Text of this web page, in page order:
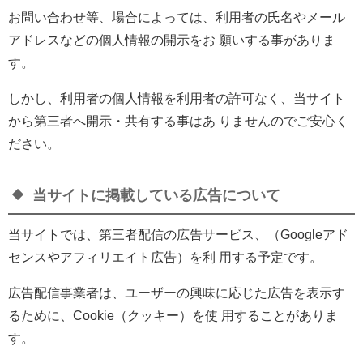
お問い合わせ等、場合によっては、利用者の氏名やメール
アドレスなどの個人情報の開示をお 願いする事がありま
す。
しかし、利用者の個人情報を利用者の許可なく、当サイト
から第三者へ開示・共有する事はあ りませんのでご安心く
ださい。
当サイトに掲載している広告について
当サイトでは、第三者配信の広告サービス、（Googleアド
センスやアフィリエイト広告）を利 用する予定です。
広告配信事業者は、ユーザーの興味に応じた広告を表示す
るために、Cookie（クッキー）を使 用することがありま
す。